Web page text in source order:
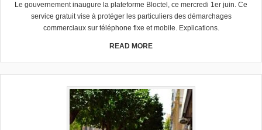
Le gouvernement inaugure la plateforme Bloctel, ce mercredi 1er juin. Ce
service gratuit vise à protéger les particuliers des démarchages
commerciaux sur téléphone fixe et mobile. Explications.
READ MORE